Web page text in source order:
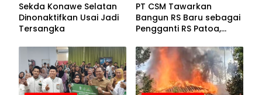
Sekda Konawe Selatan
Dinonaktifkan Usai Jadi
Tersangka
PT CSM Tawarkan
Bangun RS Baru sebagai
Pengganti RS Patoa,
Kolut